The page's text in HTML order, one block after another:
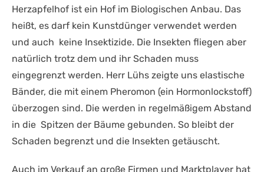
Herzapfelhof ist ein Hof im Biologischen Anbau. Das
heißt, es darf kein Kunstdünger verwendet werden
und auch keine Insektizide. Die Insekten fliegen aber
natürlich trotz dem und ihr Schaden muss
eingegrenzt werden. Herr Lühs zeigte uns elastische
Bänder, die mit einem Pheromon (ein Hormonlockstoff)
überzogen sind. Die werden in regelmäßigem Abstand
in die Spitzen der Bäume gebunden. So bleibt der
Schaden begrenzt und die Insekten getäuscht.
Auch im Verkauf an große Firmen und Marktplayer hat